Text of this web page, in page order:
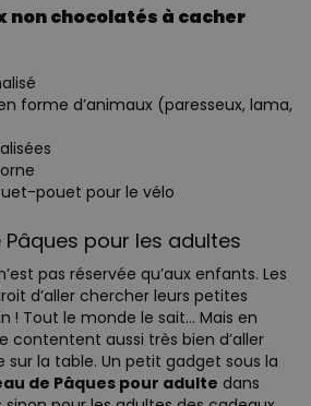
non chocolatés à cacher
forme d’animaux (paresseux, lama,
pouet pour le vélo
Pâques pour les adultes
pas réservée qu’aux enfants. Les
d’aller chercher leurs petites
! Tout le monde le sait… Mais en
contentent aussi très bien d’aller
sur la table. Un petit gadget sous la
de Pâques pour adulte dans